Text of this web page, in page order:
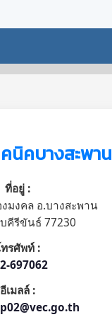
นิคบางสะพาน
ที่อยู่ :
มงคล อ.บางสะพาน
คีรีขันธ์ 77230
รศัพท์ :
697062
อีเมลล์ :